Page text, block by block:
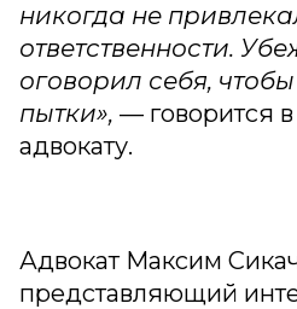
никогда не
ответственности.
оговорил себя,
пытки», — говорится
адвокату.
Адвокат Максим
представляющий